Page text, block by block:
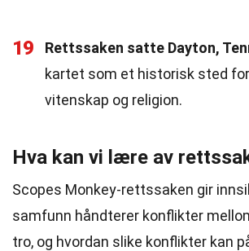
19 Rettssaken satte Dayton,
kartet som et historisk sted
vitenskap og religion.
Hva kan vi lære av
Scopes Monkey-rettssaken gir
samfunn håndterer konflikter
tro, og hvordan slike konflikter kan